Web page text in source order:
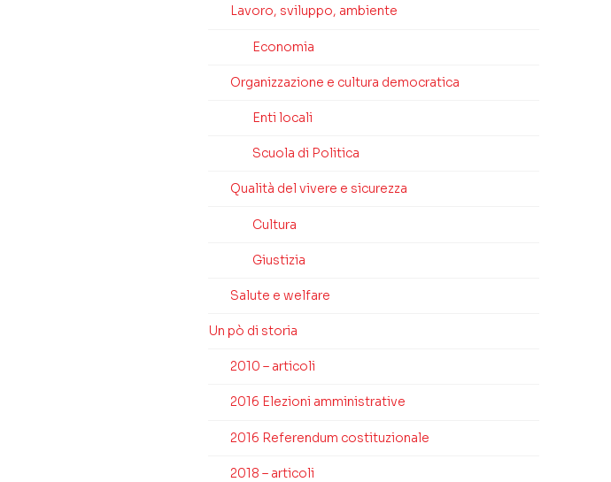
Lavoro, sviluppo, ambiente
Economia
Organizzazione e cultura democratica
Enti locali
Scuola di Politica
Qualità del vivere e sicurezza
Cultura
Giustizia
Salute e welfare
Un pò di storia
2010 – articoli
2016 Elezioni amministrative
2016 Referendum costituzionale
2018 – articoli